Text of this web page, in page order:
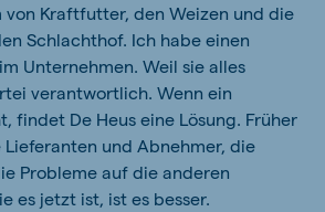
von Kraftfutter, den Weizen und die
Schlachthof. Ich habe einen
Unternehmen. Weil sie alles
verantwortlich. Wenn ein
findet De Heus eine Lösung. Früher
und Abnehmer, die
Probleme auf die anderen
es jetzt ist, ist es besser.